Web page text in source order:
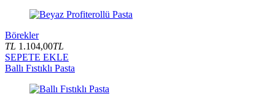
Börekler
TL 1.104,00TL
SEPETE EKLE
Ballı Fıstıklı Pasta